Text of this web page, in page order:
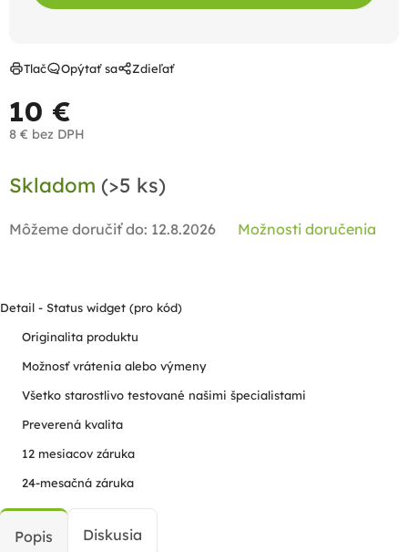
10 €
8 € bez DPH
cena:
Skladom (>5 ks)
Môžeme doručiť do: 12.8.2026 Možnosti doručenia
Tlač Opýtať sa Zdieľať
Detail - Status widget (pro kód)
Originalita produktu
Možnosť vrátenia alebo výmeny
Všetko starostlivo testované našimi špecialistami
Preverená kvalita
12 mesiacov záruka
24-mesačná záruka
Popis Diskusia